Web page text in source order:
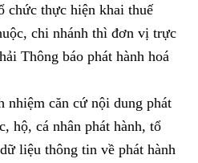
chức thực hiện khai thuế
chi nhánh thì đơn vị trực
Thông báo phát hành hoá
nhiệm căn cứ nội dung phát
hộ, cá nhân phát hành, tổ
liệu thông tin về phát hành